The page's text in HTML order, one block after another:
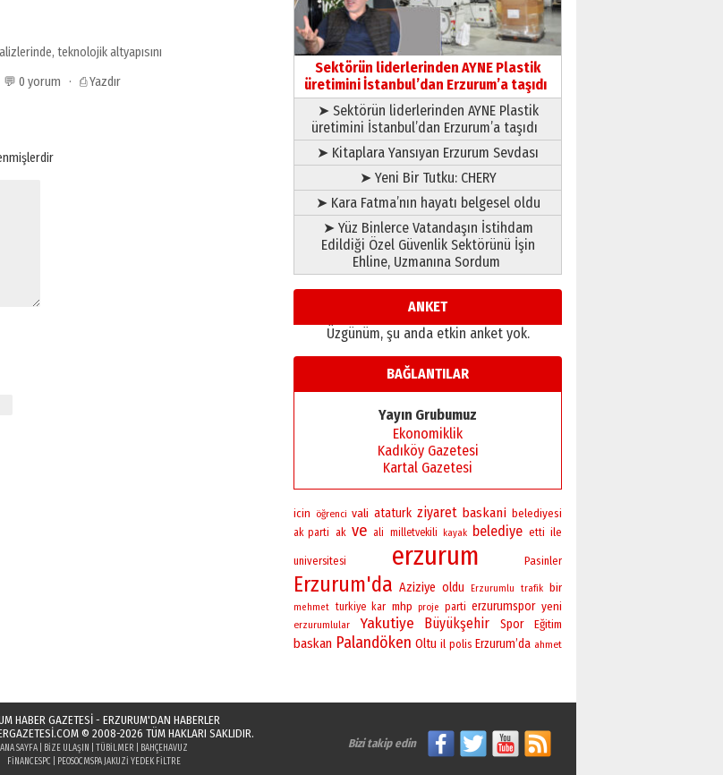
, teknolojik altyapısını
💬 0 yorum · ⎙ Yazdır
Esat BİNDESEN
Başkan Sekmen’den Erzurum’a
bir vizyon proje daha!
02 Ağustos 2026 Pazar
Sektörün liderlerinden AYNE Plastik
üretimini İstanbul’dan Erzurum’a taşıdı
➤ Sektörün liderlerinden AYNE Plastik
üretimini İstanbul’dan Erzurum’a taşıdı
➤ Kitaplara Yansıyan Erzurum Sevdası
➤ Yeni Bir Tutku: CHERY
➤ Kara Fatma’nın hayatı belgesel oldu
➤ Yüz Binlerce Vatandaşın İstihdam
Edildiği Özel Güvenlik Sektörünü İşin
Ehline, Uzmanına Sordum
ANKET
Üzgünüm, şu anda etkin anket yok.
BAĞLANTILAR
Yayın Grubumuz
Ekonomiklik
Kadıköy Gazetesi
Kartal Gazetesi
icin öğrenci vali ataturk ziyaret baskani belediyesi
ak parti ak ve ali milletvekili kayak belediye etti ile
universitesi erzurum Pasinler
Erzurum'da Aziziye oldu Erzurumlu trafik bir
mehmet turkiye kar mhp proje parti erzurumspor yeni
erzurumlular Yakutiye Büyükşehir Spor Eğitim
baskan Palandöken Oltu il polis Erzurum’da ahmet
HABER GAZETESİ - ERZURUM'DAN HABERLER
© 2008-2026 TÜM HAKLARI SAKLIDIR.
ANA SAYFA| BIZE ULAŞIN TÜBILMER
BAHÇEHAVUZ
FINANCESPC
PEOSOCMSPA JAKUZI YEDEK FILTRE
Bizi takip edin